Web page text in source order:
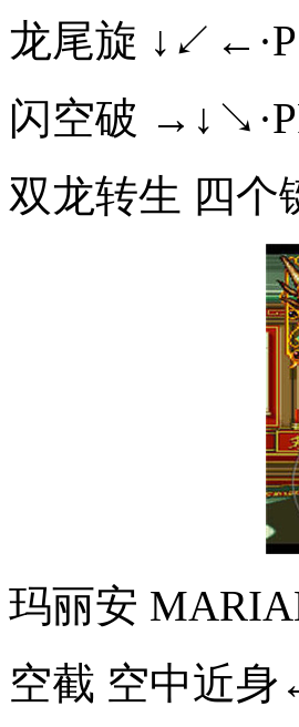
龙尾旋
闪空破
双龙转生 四个
玛丽安
空截 空中近